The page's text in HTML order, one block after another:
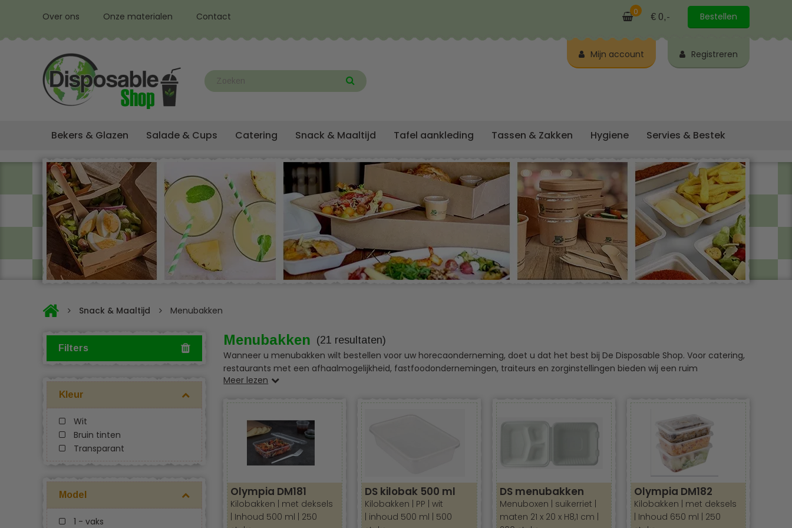
Over ons Onze materialen Contact 0 € 0,- Bestellen
Mijn account Registreren
Bekers & Glazen Salade & Cups Catering Snack & Maaltijd Tafel aankleding Tassen & Zakken Hygiene Servies & Bestek
Snack & Maaltijd Menubakken
Filters
Kleur
Wit
Bruin tinten
Transparant
Model
1 - vaks
Menubakken (21 resultaten)
Wanneer u menubakken wilt bestellen voor uw horecaonderneming, doet u dat het best bij De Disposable Shop. Voor catering,
restaurants met een afhaalmogelijkheid, fastfoodondernemingen, traiteurs en zorginstellingen bieden wij een ruim
assortiment menubakken in verschillende formaten en materialen.
Belangrijke punten wanneer u menubakken gaat bestellen
Menuboxen voor het serveren, transporteren en warmhouden van maaltijden
Ben je op zoek naar handige en duurzame menuboxen
voor het serveren, vervoeren en vooral warmhouden van gerechten?
Dan zit je bij ons helemaal goed! Ons assortiment biedt een breed scala aan opties, vanbiologisch afbreekbare suikerriet
menuboxentotklassieke kartonnen verpakkingen. Of je nu een1-vaks, 2-vaks of3-vaks menuboxnodig hebt, we hebben
voor elke maaltijd de juiste oplossing.
Onze menuboxen zijnideaal voor horecazaken, cateraars, foodtrucks en traiteurs die op zoek zijn naar praktische en
Meer lezen
Recyclebaar
Olympia DM181
Kilobakken | met deksels
| Inhoud 500 ml | 250
DS kilobak 500 ml
Kilobakken | PP | wit
| inhoud 500 ml | 500
DS menubakken
Menuboxen | suikerriet |
maten 21 x 20 x H8,1 cm |
Recyclebaar
Olympia DM182
Kilobakken | met deksels
| Inhoud 650 ml | 250